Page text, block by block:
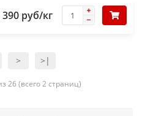
390 руб/кг
> >|
26 (всего 2 страниц)